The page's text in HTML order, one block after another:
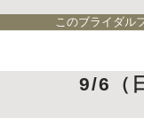
このブライダル
9/6（